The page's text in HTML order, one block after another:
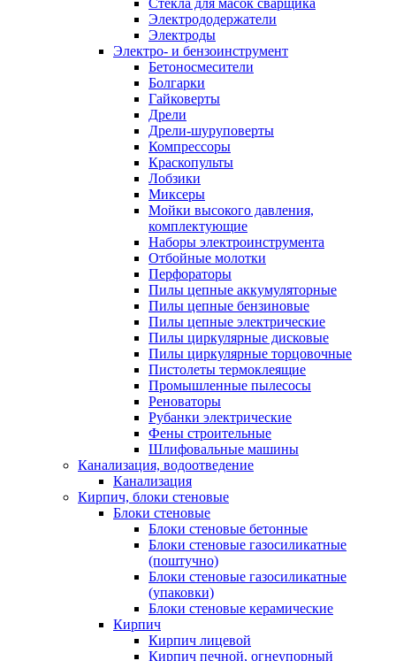
Стекла для масок сварщика
Электрододержатели
Электроды
Электро- и бензоинструмент
Бетоносмесители
Болгарки
Гайковерты
Дрели
Дрели-шуруповерты
Компрессоры
Краскопульты
Лобзики
Миксеры
Мойки высокого давления,
комплектующие
Наборы электроинструмента
Отбойные молотки
Перфораторы
Пилы цепные аккумуляторные
Пилы цепные бензиновые
Пилы цепные электрические
Пилы циркулярные дисковые
Пилы циркулярные торцовочные
Пистолеты термоклеящие
Промышленные пылесосы
Реноваторы
Рубанки электрические
Фены строительные
Шлифовальные машины
Канализация, водоотведение
Канализация
Кирпич, блоки стеновые
Блоки стеновые
Блоки стеновые бетонные
Блоки стеновые газосиликатные
(поштучно)
Блоки стеновые газосиликатные
(упаковки)
Блоки стеновые керамические
Кирпич
Кирпич лицевой
Кирпич печной, огнеупорный